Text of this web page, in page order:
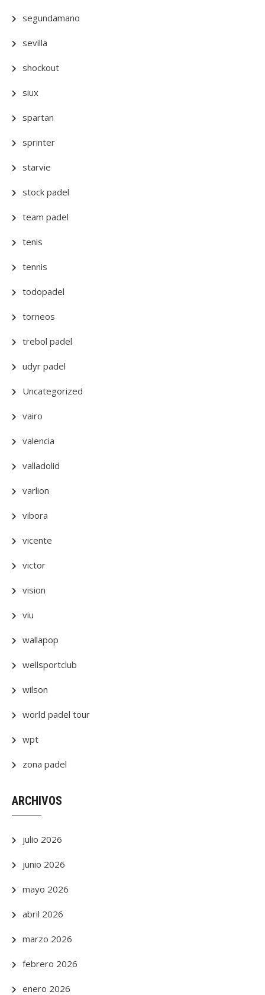
segundamano
sevilla
shockout
siux
spartan
sprinter
starvie
stock padel
team padel
tenis
tennis
todopadel
torneos
trebol padel
udyr padel
Uncategorized
vairo
valencia
valladolid
varlion
vibora
vicente
victor
vision
viu
wallapop
wellsportclub
wilson
world padel tour
wpt
zona padel
ARCHIVOS
julio 2026
junio 2026
mayo 2026
abril 2026
marzo 2026
febrero 2026
enero 2026